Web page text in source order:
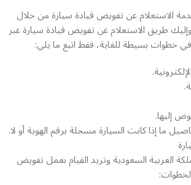
الاستعلام عن تفويض قيادة سيارة من خلال
طريق الاستعلام عن تفويض قيادة سيارة عبر
خطوات بسيطة للغاية، فقط اتبع ما يلي:
إليها.
ما إذا كانت السيارة مسجلة برقم الهوية أو لا.
العربية السعودية وتريد القيام بعمل تفويض